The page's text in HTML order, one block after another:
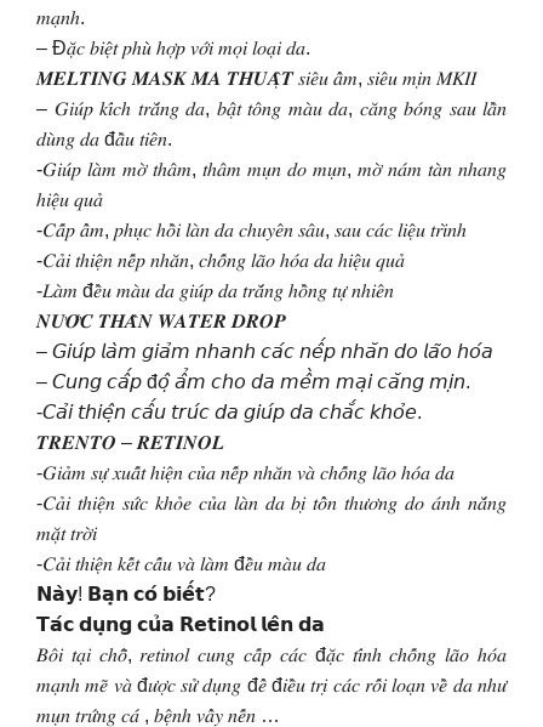
𝑚𝑎̣𝑛ℎ.
– Đ𝑎̣̆𝑐 𝑏𝑖𝑒̣̂𝑡 𝑝ℎ𝑢̀ ℎ𝑜̛̣𝑝 𝑣𝑜̛́𝑖 𝑚𝑜̣𝑖 𝑙𝑜𝑎̣𝑖 𝑑𝑎.
𝑴𝑬𝑳𝑻𝑰𝑵𝑮 𝑴𝑨𝑺𝑲 𝑴𝑨 𝑻𝑯𝑼𝑨̣̂𝑻 𝑠𝑖𝑒̂𝑢 𝑎̂̉𝑚, 𝑠𝑖𝑒̂𝑢 𝑚𝑖̣𝑛 𝑀𝐾𝐼𝐼
– 𝐺𝑖𝑢́𝑝 𝑘𝑖́𝑐ℎ 𝑡𝑟𝑎̆́𝑛𝑔 𝑑𝑎, 𝑏𝑎̣̂𝑡 𝑡𝑜̂𝑛𝑔 𝑚𝑎̀𝑢 𝑑𝑎, 𝑐𝑎̆𝑛𝑔 𝑏𝑜́𝑛𝑔 𝑠𝑎𝑢 𝑙𝑎̂̀𝑛
𝑑𝑢̀𝑛𝑔 𝑑𝑎 đ𝑎̂̀𝑢 𝑡𝑖𝑒̂𝑛.
-𝐺𝑖𝑢́𝑝 𝑙𝑎̀𝑚 𝑚𝑜̛̀ 𝑡ℎ𝑎̂𝑚, 𝑡ℎ𝑎̂𝑚 𝑚𝑢̣𝑛 𝑑𝑜 𝑚𝑢̣𝑛, 𝑚𝑜̛̀ 𝑛𝑎́𝑚 𝑡𝑎̀𝑛 𝑛ℎ𝑎𝑛𝑔
ℎ𝑖𝑒̣̂𝑢 𝑞𝑢𝑎̉
-𝐶𝑎̂́𝑝 𝑎̂̉𝑚, 𝑝ℎ𝑢̣𝑐 ℎ𝑜̂̀𝑖 𝑙𝑎̀𝑛 𝑑𝑎 𝑐ℎ𝑢𝑦𝑒̂𝑛 𝑠𝑎̂𝑢, 𝑠𝑎𝑢 𝑐𝑎́𝑐 𝑙𝑖𝑒̣̂𝑢 𝑡𝑟𝑖̀𝑛ℎ
-𝐶𝑎̉𝑖 𝑡ℎ𝑖𝑒̣̂𝑛 𝑛𝑒̂́𝑝 𝑛ℎ𝑎̆𝑛, 𝑐ℎ𝑜̂́𝑛𝑔 𝑙𝑎̃𝑜 ℎ𝑜́𝑎 𝑑𝑎 ℎ𝑖𝑒̣̂𝑢 𝑞𝑢𝑎̉
-𝐿𝑎̀𝑚 đ𝑒̂̀𝑢 𝑚𝑎̀𝑢 𝑑𝑎 𝑔𝑖𝑢́𝑝 𝑑𝑎 𝑡𝑟𝑎̆́𝑛𝑔 ℎ𝑜̂̀𝑛𝑔 𝑡𝑢̛̣ 𝑛ℎ𝑖𝑒̂𝑛
𝑵𝑼̛𝑶̛́𝑪 𝑻𝑯𝑨̂̀𝑵 𝑾𝑨𝑻𝑬𝑹 𝑫𝑹𝑶𝑷
– 𝘎𝘪𝘶́𝘱 𝘭𝘢̀𝘮 𝘨𝘪𝘢̉𝘮 𝘯𝘩𝘢𝘯𝘩 𝘤𝘢́𝘤 𝘯𝘦̂́𝘱 𝘯𝘩𝘢̆𝘯 𝘥𝘰 𝘭𝘢̃𝘰 𝘩𝘰́𝘢
– 𝘊𝘶𝘯𝘨 𝘤𝘢̂́𝘱 đ𝘰̣̂ 𝘢̂̉𝘮 𝘤𝘩𝘰 𝘥𝘢 𝘮𝘦̂̀𝘮 𝘮𝘢̣𝘪 𝘤𝘢̆𝘯𝘨 𝘮𝘪̣𝘯.
-𝘊𝘢̉𝘪 𝘵𝘩𝘪𝘦̣̂𝘯 𝘤𝘢̂́𝘶 𝘵𝘳𝘶́𝘤 𝘥𝘢 𝘨𝘪𝘶́𝘱 𝘥𝘢 𝘤𝘩𝘢̆́𝘤 𝘬𝘩𝘰̉𝘦.
𝑻𝑹𝑬𝑵𝑻𝑶 – 𝑹𝑬𝑻𝑰𝑵𝑶𝑳
-𝐺𝑖𝑎̉𝑚 𝑠𝑢̛̣ 𝑥𝑢𝑎̂́𝑡 ℎ𝑖𝑒̣̂𝑛 𝑐𝑢̉𝑎 𝑛𝑒̂́𝑝 𝑛ℎ𝑎̆𝑛 𝑣𝑎̀ 𝑐ℎ𝑜̂́𝑛𝑔 𝑙𝑎̃𝑜 ℎ𝑜́𝑎 𝑑𝑎
-𝐶𝑎̉𝑖 𝑡ℎ𝑖𝑒̣̂𝑛 𝑠𝑢̛́𝑐 𝑘ℎ𝑜̉𝑒 𝑐𝑢̉𝑎 𝑙𝑎̀𝑛 𝑑𝑎 𝑏𝑖̣ 𝑡𝑜̂̉𝑛 𝑡ℎ𝑢̛𝑜̛𝑛𝑔 𝑑𝑜 𝑎́𝑛ℎ 𝑛𝑎̆́𝑛𝑔
𝑚𝑎̣̆𝑡 𝑡𝑟𝑜̛̀𝑖
-𝐶𝑎̉𝑖 𝑡ℎ𝑖𝑒̣̂𝑛 𝑘𝑒̂́𝑡 𝑐𝑎̂́𝑢 𝑣𝑎̀ 𝑙𝑎̀𝑚 đ𝑒̂̀𝑢 𝑚𝑎̀𝑢 𝑑𝑎
𝗡𝗮̀𝘆! 𝗕𝗮̣𝗻 𝗰𝗼́ 𝗯𝗶𝗲̂́𝘁?
𝗧𝗮́𝗰 𝗱𝘂̣𝗻𝗴 𝗰𝘂̉𝗮 𝗥𝗲𝘁𝗶𝗻𝗼𝗹 𝗹𝗲̂𝗻 𝗱𝗮
𝐵𝑜̂𝑖 𝑡𝑎̣𝑖 𝑐ℎ𝑜̂̃, 𝑟𝑒𝑡𝑖𝑛𝑜𝑙 𝑐𝑢𝑛𝑔 𝑐𝑎̂́𝑝 𝑐𝑎́𝑐 đ𝑎̣̆𝑐 𝑡𝑖́𝑛ℎ 𝑐ℎ𝑜̂́𝑛𝑔 𝑙𝑎̃𝑜 ℎ𝑜́𝑎
𝑚𝑎̣𝑛ℎ 𝑚𝑒̃ 𝑣𝑎̀ đ𝑢̛𝑜̛̣𝑐 𝑠𝑢̛̉ 𝑑𝑢̣𝑛𝑔 đ𝑒̂̉ đ𝑖𝑒̂̀𝑢 𝑡𝑟𝑖̣ 𝑐𝑎́𝑐 𝑟𝑜̂́𝑖 𝑙𝑜𝑎̣𝑛 𝑣𝑒̂̀ 𝑑𝑎 𝑛ℎ𝑢̛
𝑚𝑢̣𝑛 𝑡𝑟𝑢̛́𝑛𝑔 𝑐𝑎́ , 𝑏𝑒̣̂𝑛ℎ 𝑣𝑎̂̉𝑦 𝑛𝑒̂́𝑛 …